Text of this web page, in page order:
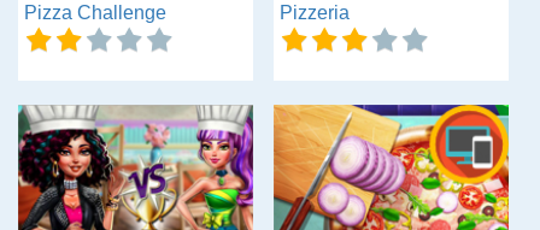
Pizza Challenge Pizzeria